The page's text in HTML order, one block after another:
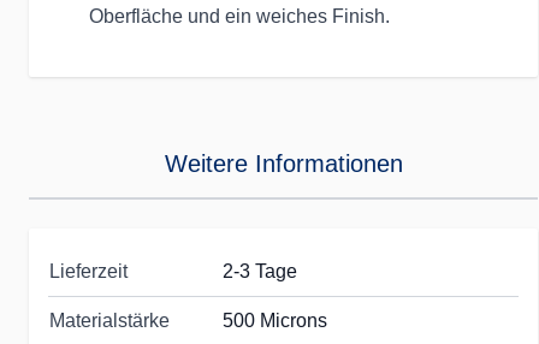
Oberfläche und ein weiches Finish.
Weitere Informationen
Lieferzeit 2-3 Tage
Materialstärke 500 Microns